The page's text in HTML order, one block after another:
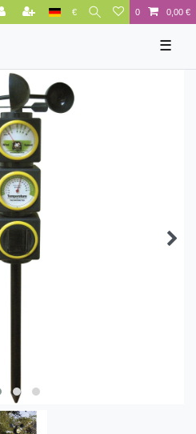
€ 0 0,00 €
☰